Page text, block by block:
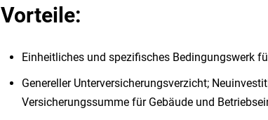
Vorteile:
Einheitliches und spezifisches Bedingungswerk
Genereller Unterversicherungsverzicht;
Versicherungssumme für Gebäude und